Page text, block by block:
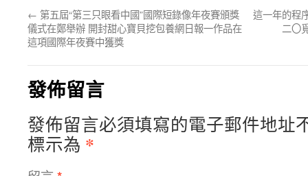
← 第五屆“第三只眼看中國”國際短錄像年夜賽頒獎
儀式在鄭舉辦 開封甜心寶貝挖包養網日報一作品在
這項國際年夜賽中獲獎
這一年的程
二〇
發佈留言
發佈留言必須填寫的電子郵件地址
標示為 *